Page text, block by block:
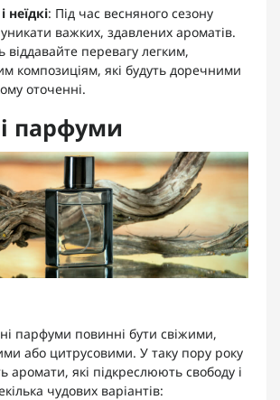
неїдкі: Під час весняного сезону
важких, здавлених ароматів.
віддавайте перевагу легким,
композиціям, які будуть доречними
оточенні.
парфуми
парфуми повинні бути свіжими,
або цитрусовими. У таку пору року
аромати, які підкреслюють свободу і
чудових варіантів: